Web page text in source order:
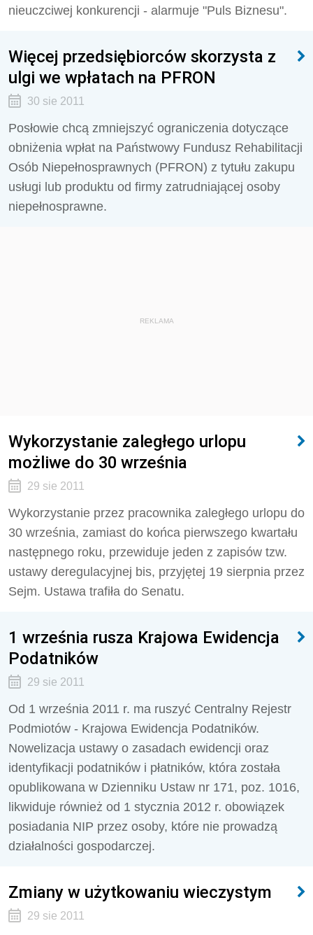
nieuczciwej konkurencji - alarmuje "Puls Biznesu".
Więcej przedsiębiorców skorzysta z
ulgi we wpłatach na PFRON
30 sie 2011
Posłowie chcą zmniejszyć ograniczenia dotyczące
obniżenia wpłat na Państwowy Fundusz Rehabilitacji
Osób Niepełnosprawnych (PFRON) z tytułu zakupu
usługi lub produktu od firmy zatrudniającej osoby
niepełnosprawne.
REKLAMA
Wykorzystanie zaległego urlopu
możliwe do 30 września
29 sie 2011
Wykorzystanie przez pracownika zaległego urlopu do
30 września, zamiast do końca pierwszego kwartału
następnego roku, przewiduje jeden z zapisów tzw.
ustawy deregulacyjnej bis, przyjętej 19 sierpnia przez
Sejm. Ustawa trafiła do Senatu.
1 września rusza Krajowa Ewidencja
Podatników
29 sie 2011
Od 1 września 2011 r. ma ruszyć Centralny Rejestr
Podmiotów - Krajowa Ewidencja Podatników.
Nowelizacja ustawy o zasadach ewidencji oraz
identyfikacji podatników i płatników, która została
opublikowana w Dzienniku Ustaw nr 171, poz. 1016,
likwiduje również od 1 stycznia 2012 r. obowiązek
posiadania NIP przez osoby, które nie prowadzą
działalności gospodarczej.
Zmiany w użytkowaniu wieczystym
29 sie 2011